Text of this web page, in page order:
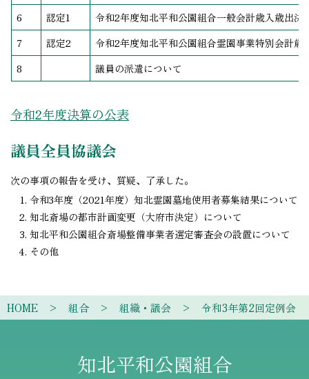
6
認定1
令和2年度知北平和公園組合一般会計歳入歳出決
7
認定2
令和2年度知北平和公園組合霊園事業特別会計歳
8
議員の派遣について
令和2年度決算の公表
議員全員協議会
次の事項の報告を受け、質疑、了承した。
令和3年度（2021年度）知北霊園墓地使用者募集結果について
知北斎場の都市計画変更（大府市決定）について
知北平和公園組合斎場整備事業者選定審査会の設置について
その他
HOME 組合 組織・議会 令和3年第2回定例会
知北平和公園組合